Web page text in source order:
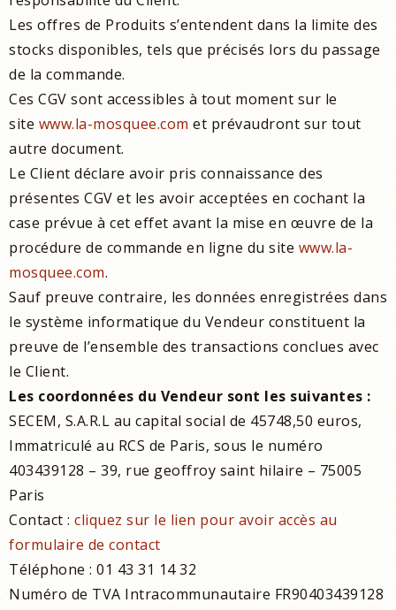
Les offres de Produits s’entendent dans la limite des
stocks disponibles, tels que précisés lors du passage
de la commande.
Ces CGV sont accessibles à tout moment sur le
site www.la-mosquee.com et prévaudront sur tout
autre document.
Le Client déclare avoir pris connaissance des
présentes CGV et les avoir acceptées en cochant la
case prévue à cet effet avant la mise en œuvre de la
procédure de commande en ligne du site www.la-
mosquee.com.
Sauf preuve contraire, les données enregistrées dans
le système informatique du Vendeur constituent la
preuve de l’ensemble des transactions conclues avec
le Client.
Les coordonnées du Vendeur sont les suivantes :
SECEM, S.A.R.L au capital social de 45748,50 euros,
Immatriculé au RCS de Paris, sous le numéro
403439128 – 39, rue geoffroy saint hilaire – 75005
Paris
Contact : cliquez sur le lien pour avoir accès au
formulaire de contact
Téléphone : 01 43 31 14 32
Numéro de TVA Intracommunautaire FR90403439128